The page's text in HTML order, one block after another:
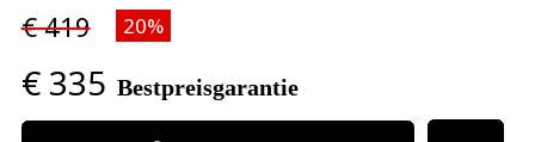
€ 419 20%
€ 335 Bestpreisgarantie